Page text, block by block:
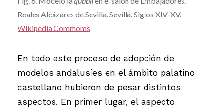
Reales Alcázares de Sevilla. Sevilla. Siglos XIV-XV.
Wikipedia Commoms
En todo este proceso de adopción de
modelos andalusíes en el ámbito palatino
castellano hubieron de pesar distintos
aspectos. En primer lugar, el aspecto